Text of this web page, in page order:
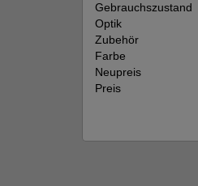
Gebrauchszustand
Optik
Zubehör
Farbe
Neupreis
Preis